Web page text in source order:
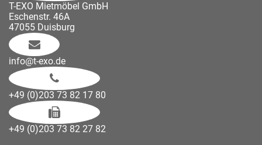
T-EXO Mietmöbel GmbH
Eschenstr. 46A
47055 Duisburg
info@t-exo.de
+49 (0)203 73 82 17 80
+49 (0)203 73 82 27 82